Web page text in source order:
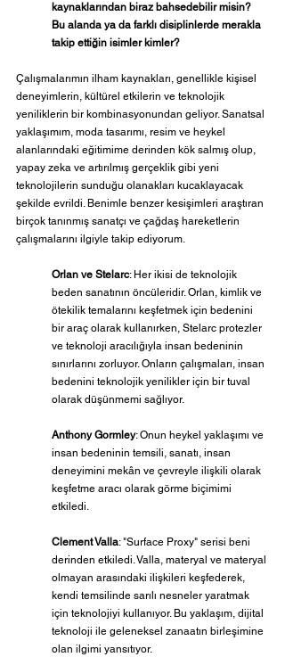
kaynaklarından biraz bahsedebilir misin?
Bu alanda ya da farklı disiplinlerde merakla
takip ettiğin isimler kimler?
Çalışmalarımın ilham kaynakları, genellikle kişisel
deneyimlerin, kültürel etkilerin ve teknolojik
yeniliklerin bir kombinasyonundan geliyor. Sanatsal
yaklaşımım, moda tasarımı, resim ve heykel
alanlarındaki eğitimime derinden kök salmış olup,
yapay zeka ve artırılmış gerçeklik gibi yeni
teknolojilerin sunduğu olanakları kucaklayacak
şekilde evrildi. Benimle benzer kesişimleri araştıran
birçok tanınmış sanatçı ve çağdaş hareketlerin
çalışmalarını ilgiyle takip ediyorum.
Orlan ve Stelarc: Her ikisi de teknolojik
beden sanatının öncüleridir. Orlan, kimlik ve
ötekilik temalarını keşfetmek için bedenini
bir araç olarak kullanırken, Stelarc protezler
ve teknoloji aracılığıyla insan bedeninin
sınırlarını zorluyor. Onların çalışmaları, insan
bedenini teknolojik yenilikler için bir tuval
olarak düşünmemi sağlıyor.
Anthony Gormley: Onun heykel yaklaşımı ve
insan bedeninin temsili, sanatı, insan
deneyimini mekân ve çevreyle ilişkili olarak
keşfetme aracı olarak görme biçimimi
etkiledi.
Clement Valla: "Surface Proxy" serisi beni
derinden etkiledi. Valla, materyal ve materyal
olmayan arasındaki ilişkileri keşfederek,
kendi temsilinde sarılı nesneler yaratmak
için teknolojiyi kullanıyor. Bu yaklaşım, dijital
teknoloji ile geleneksel zanaatın birleşimine
olan ilgimi yansıtıyor.